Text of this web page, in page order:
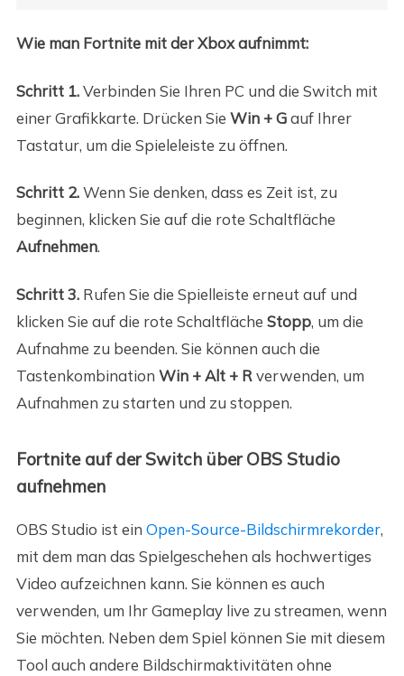
Wie man Fortnite mit der Xbox aufnimmt:
Schritt 1.Verbinden Sie Ihren PC und die Switch mit
einer Grafikkarte. Drücken Sie Win + Gauf Ihrer
Tastatur, um die Spieleleiste zu öffnen.
Schritt 2.Wenn Sie denken, dass es Zeit ist, zu
beginnen, klicken Sie auf die rote Schaltfläche
Aufnehmen.
Schritt 3.Rufen Sie die Spielleiste erneut auf und
klicken Sie auf die rote Schaltfläche Stopp, um die
Aufnahme zu beenden. Sie können auch die
Tastenkombination Win + Alt + R verwenden, um
Aufnahmen zu starten und zu stoppen.
Fortnite auf der Switch über OBS Studio
aufnehmen
OBS Studio ist ein Open-Source-Bildschirmrekorder,
mit dem man das Spielgeschehen als hochwertiges
Video aufzeichnen kann. Sie können es auch
verwenden, um Ihr Gameplay live zu streamen, wenn
Sie möchten. Neben dem Spiel können Sie mit diesem
Tool auch andere Bildschirmaktivitäten ohne